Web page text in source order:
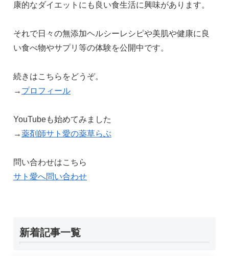
康的なダイエットにも良い食生活に興味があります。
それで日々の無添加ヘルシーレシピや美肌や健康に良
い食べ物やサプリ等の体験を公開中です。
続きはこちらをどうぞ。
→ プロフィール
YouTubeも始めてみました
→薬剤師サト愛の薬草らぶ
問い合わせはこちら
サト愛へ問い合わせ
新着記事一覧